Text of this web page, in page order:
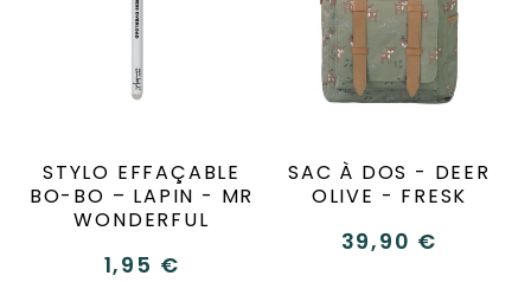
STYLO EFFAÇABLE
BO-BO – LAPIN - MR
WONDERFUL
1,95 €
SAC À DOS - DEER
OLIVE - FRESK
39,90 €